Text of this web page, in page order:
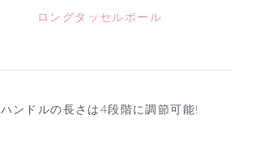
ロングタッセルボール
ハンドルの長さは4段階に調節可能!